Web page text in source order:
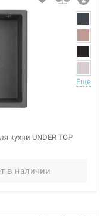
Еще
кухни UNDER TOP
в наличии